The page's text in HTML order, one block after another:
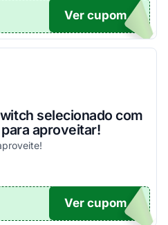
ONTO
Ver cupom
selecionado com
aproveitar!
O100
Ver cupom